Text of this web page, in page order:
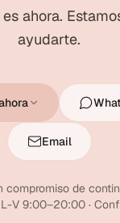
ahora.
ayudarte.
Email
compromiso de
L-V 9:00–20:00 ·